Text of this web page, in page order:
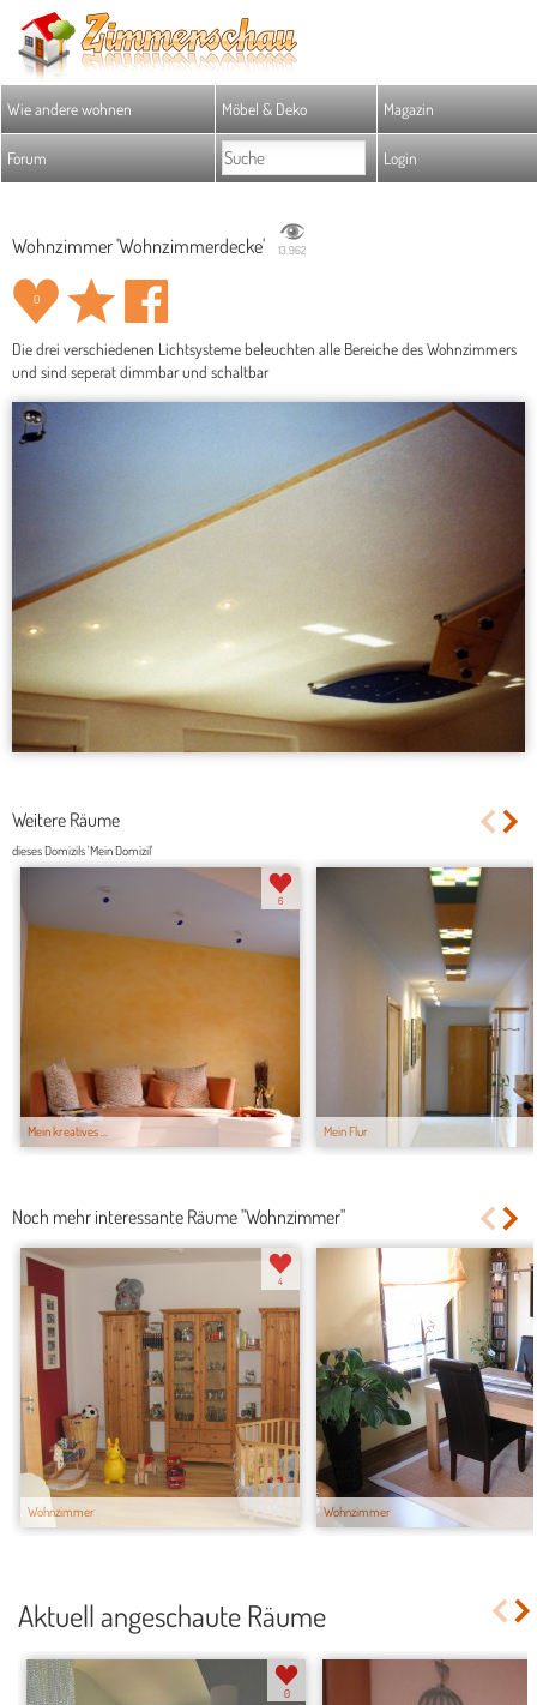
Wie andere wohnen Möbel & Deko Magazin
Forum Login
Wohnzimmer 'Wohnzimmerdecke' 13.962
0
Die drei verschiedenen Lichtsysteme beleuchten alle Bereiche des Wohnzimmers
und sind seperat dimmbar und schaltbar
Weitere Räume
dieses Domizils 'Mein Domizil'
Mein kreatives ...
6
Mein Flur
Noch mehr interessante Räume "Wohnzimmer"
Wohnzimmer
4
Wohnzimmer
Aktuell angeschaute Räume
0